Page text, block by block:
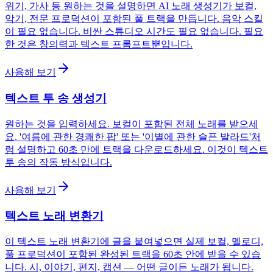
위기, 가사 등 원하는 것을 설명하면 AI 노래 생성기가 보컬,
악기, 전문 프로덕션이 포함된 풀 트랙을 만듭니다. 음악 스킬
이 필요 없습니다. 비싼 스튜디오 시간도 필요 없습니다. 필요
한 것은 창의력과 텍스트 프롬프트뿐입니다.
사용해 보기
텍스트 투 송 생성기
원하는 것을 입력하세요. 보컬이 포함된 전체 노래를 받으세
요. '여름에 관한 경쾌한 팝' 또는 '이별에 관한 슬픈 발라드'처
럼 설명하고 60초 만에 트랙을 다운로드하세요. 이것이 텍스트
투 송의 작동 방식입니다.
사용해 보기
텍스트 노래 변환기
이 텍스트 노래 변환기에 글을 붙여넣으면 실제 보컬, 멜로디,
풀 프로덕션이 포함된 완성된 트랙을 60초 안에 받을 수 있습
니다. 시, 이야기, 편지, 캡션 — 어떤 글이든 노래가 됩니다.